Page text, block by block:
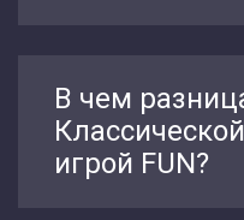
В чем
игрой FUN?